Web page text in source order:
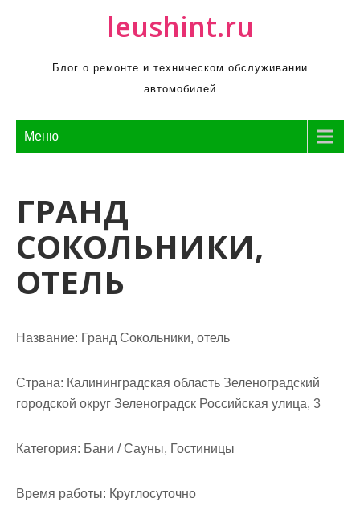
leushint.ru
Блог о ремонте и техническом обслуживании
автомобилей
Меню
ГРАНД
СОКОЛЬНИКИ,
ОТЕЛЬ
Название: Гранд Сокольники, отель
Страна: Калининградская область Зеленоградский
городской округ Зеленоградск Российская улица, 3
Категория: Бани / Сауны, Гостиницы
Время работы: Круглосуточно